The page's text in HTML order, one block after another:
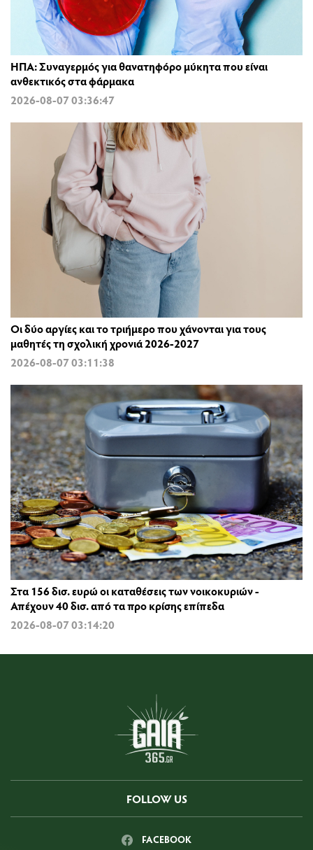
ΗΠΑ: Συναγερμός για θανατηφόρο μύκητα που είναι
ανθεκτικός στα φάρμακα
2026-08-07 03:36:47
Οι δύο αργίες και το τριήμερο που χάνονται για τους
μαθητές τη σχολική χρονιά 2026-2027
2026-08-07 03:11:38
Στα 156 δισ. ευρώ οι καταθέσεις των νοικοκυριών -
Απέχουν 40 δισ. από τα προ κρίσης επίπεδα
2026-08-07 03:14:20
FOLLOW US
FACEBOOK